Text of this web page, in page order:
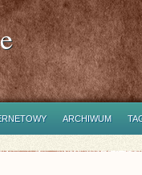
ARCHIWUM